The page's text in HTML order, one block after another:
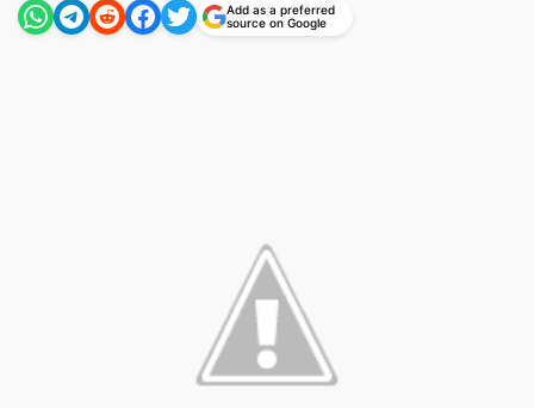
Add as a preferred
source on Google